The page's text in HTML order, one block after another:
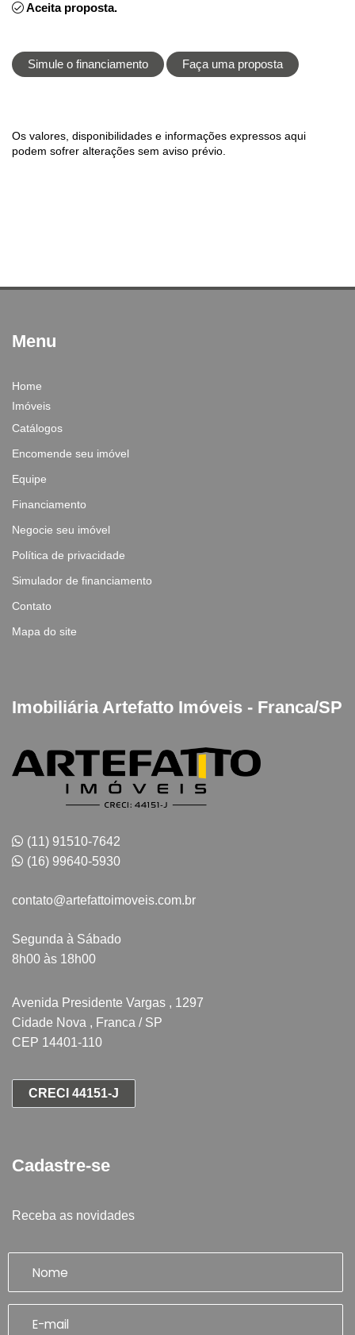
Aceita proposta.
Simule o financiamento Faça uma proposta
Os valores, disponibilidades e informações expressos aqui
podem sofrer alterações sem aviso prévio.
Menu
Home
Imóveis
Catálogos
Encomende seu imóvel
Equipe
Financiamento
Negocie seu imóvel
Política de privacidade
Simulador de financiamento
Contato
Mapa do site
Imobiliária Artefatto Imóveis - Franca/SP
(11) 91510-7642
(16) 99640-5930
contato@artefattoimoveis.com.br
Segunda à Sábado
8h00 às 18h00
Avenida Presidente Vargas , 1297
Cidade Nova , Franca / SP
CEP 14401-110
CRECI 44151-J
Cadastre-se
Receba as novidades